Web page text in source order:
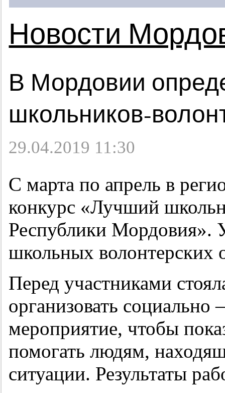
Новости
В Мордовии
школьников-
29.04.2019 11:30
С марта по апрель в
конкурс «Лучший
Республики Мордовия».
школьных волонтерских
Перед участниками
организовать социально
мероприятие, чтобы
помогать людям,
ситуации. Результаты